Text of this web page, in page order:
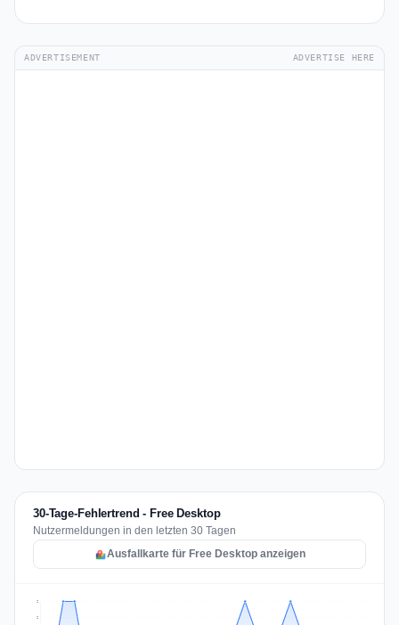
ADVERTISEMENT ADVERTISE HERE
30-Tage-Fehlertrend - Free Desktop
Nutzermeldungen in den letzten 30 Tagen
Ausfallkarte für Free Desktop anzeigen
2
2